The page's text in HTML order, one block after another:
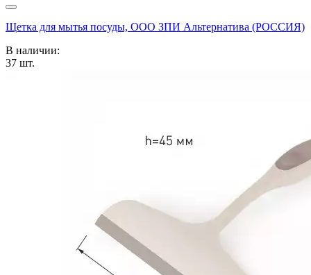
Щетка для мытья посуды, ООО ЗПИ Альтернатива (РОССИЯ)
В наличии:
37 шт.